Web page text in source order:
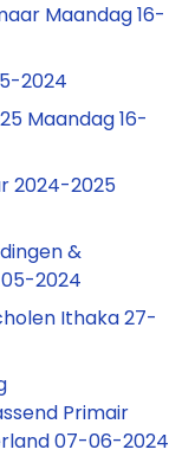
Maandag 16-
2024
Maandag 16-
2024-2025
&
2024
Ithaka 27-
Primair
07-06-2024